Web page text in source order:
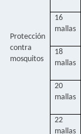
Protección
contra
mosquitos
16
mallas
18
mallas
20
mallas
22
mallas